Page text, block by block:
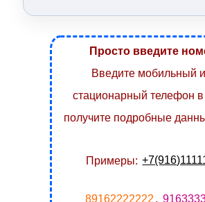
Просто введите
Введите мобильный
стационарный телефон
получите подробные
Примеры:
89162222222 ,